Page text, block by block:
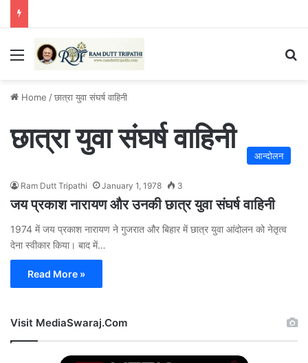
Menu
Home /छात्रा युवा संघर्ष वाहिनी
छात्रा युवा संघर्ष वाहिनी
आन्दोलन
Ram Dutt Tripathi January 1, 1978 3
जय प्रकाश नारायण और उनकी छात्र युवा संघर्ष वाहिनी
1974 में जय प्रकाश नारायण ने गुजरात और बिहार में छात्र युवा आंदोलन को नेतृत्व
देना स्वीकार किया। बाद में…
Read More »
Visit MediaSwaraj.Com